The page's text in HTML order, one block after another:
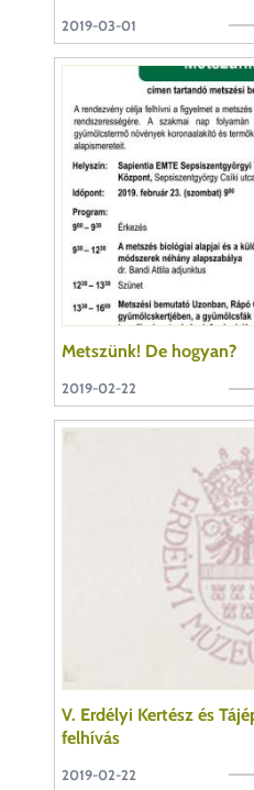
2019-03-01
Metszünk! De hogyan?
2019-02-22
V. Erdélyi Kertész és
felhívás
2019-02-22